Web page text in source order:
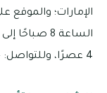
الإمارات؛ والموقع
4 عصرًا، وللتواصل: +971557660340